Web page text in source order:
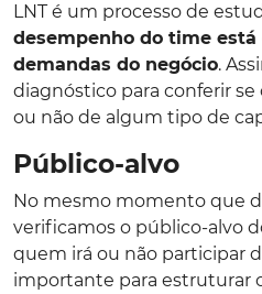
LNT é um processo de
desempenho do time está
demandas do negócio.
diagnóstico para conferir
ou não de algum tipo de
Público-alvo
No mesmo momento que
verificamos o público-alvo
quem irá ou não participar
importante para estruturar